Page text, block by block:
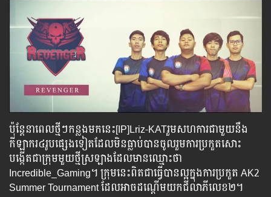
ប៉ុន្តែនាពេលថ្មីៗកន្លងមកនេះ[IP]Lriz-KATរួមសហការជាមួយនឹង
កីឡាករ៤រូបផ្សេងទៀតដែលមិនធ្លាប់បានចូលរួមការប្រកួតសោះ
បង្កើតជាក្រុមមួយថ្មីស្រឡាងដែលមានឈ្មោះថា
Incredible_Gaming។ ក្រុមនេះពិតជាធ្វើបានល្អក្នុងការប្រកួត AK2
Summer Tournament ដែលអាចដណ្តើមយកជីលាភីលេខ២។